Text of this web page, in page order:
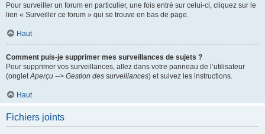
Pour surveiller un forum en particulier, une fois entré sur celui-ci, cliquez sur le
lien « Surveiller ce forum » qui se trouve en bas de page.
Haut
Comment puis-je supprimer mes surveillances de sujets ?
Pour supprimer vos surveillances, allez dans votre panneau de l’utilisateur
(ongletAperçu --> Gestion des surveillances) et suivez les instructions.
Haut
Fichiers joints